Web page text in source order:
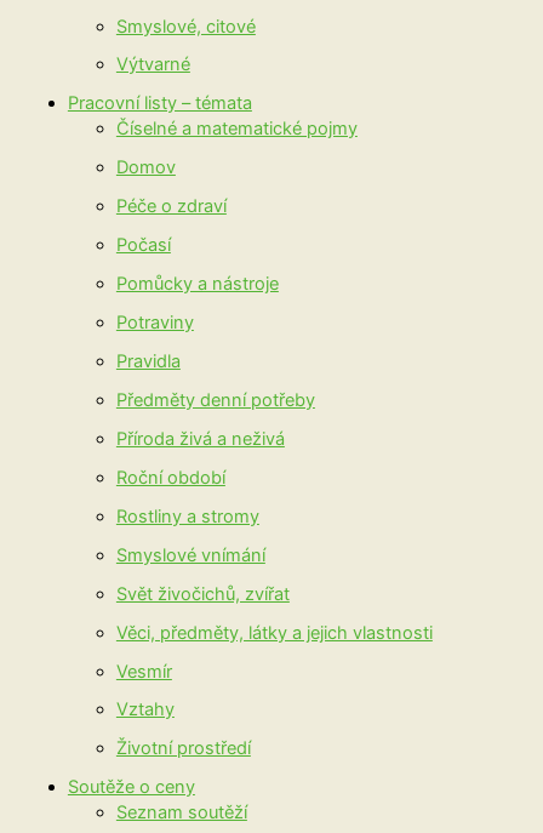
Smyslové, citové
Výtvarné
Pracovní listy – témata
Číselné a matematické pojmy
Domov
Péče o zdraví
Počasí
Pomůcky a nástroje
Potraviny
Pravidla
Předměty denní potřeby
Příroda živá a neživá
Roční období
Rostliny a stromy
Smyslové vnímání
Svět živočichů, zvířat
Věci, předměty, látky a jejich vlastnosti
Vesmír
Vztahy
Životní prostředí
Soutěže o ceny
Seznam soutěží